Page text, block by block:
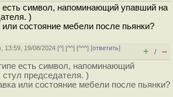
есть символ, напоминающий упавший на
)
или состояние мебели после пьянки?
13:59, 19/08/2024 [^] [^^] [^^^] [ответить]
+ / –
есть символ, напоминающий
председателя. )
или состояние мебели после пьянки?